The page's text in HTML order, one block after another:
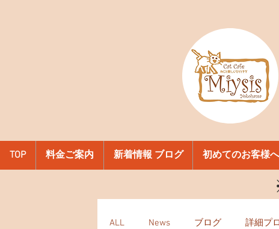
TOP 料金ご案内 新着情報 ブログ 初めてのお客様へ
ALL News ブログ 詳細プ